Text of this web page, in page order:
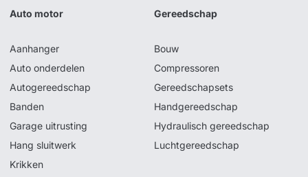
Auto motor
Aanhanger
Auto onderdelen
Autogereedschap
Banden
Garage uitrusting
Hang sluitwerk
Krikken
Gereedschap
Bouw
Compressoren
Gereedschapsets
Handgereedschap
Hydraulisch gereedschap
Luchtgereedschap